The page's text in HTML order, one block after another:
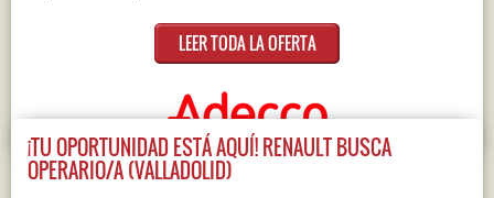
LEER TODA LA OFERTA
¡TU OPORTUNIDAD ESTÁ AQUÍ! RENAULT BUSCA
OPERARIO/A (VALLADOLID)